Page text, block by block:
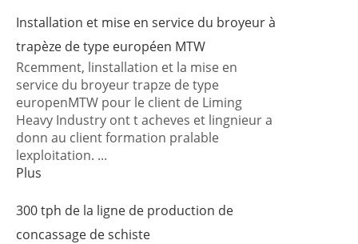
Installation et mise en service du broyeur à
trapèze de type européen MTW
Rcemment, linstallation et la mise en
service du broyeur trapze de type
europenMTW pour le client de Liming
Heavy Industry ont t acheves et lingnieur a
donn au client formation pralable
lexploitation. ...
Plus
300 tph de la ligne de production de
concassage de schiste